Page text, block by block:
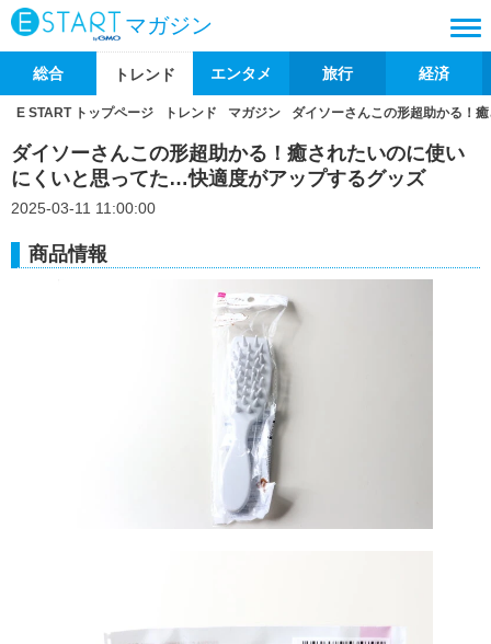
マガジン
総合 トレンド エンタメ 旅行 経済
E START トップページ トレンド マガジン ダイソーさんこの形超助かる！
ダイソーさんこの形超助かる！癒されたいのに使い
にくいと思ってた…快適度がアップするグッズ
2025-03-11 11:00:00
商品情報